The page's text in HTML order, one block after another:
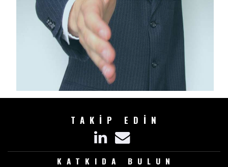
TAKİP EDİN
KATKIDA BULUN